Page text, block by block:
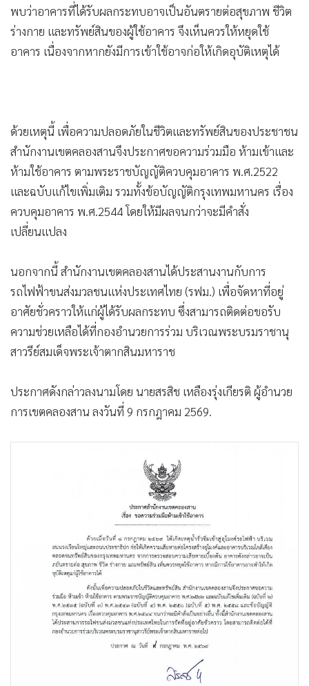
• ญี่ปุ่น
• News1
• Gotomanager
พบว่าอาคารที่ได้รับผลกระทบอาจเป็นอันตรายต่อสุขภาพ ชีวิต
ร่างกาย และทรัพย์สินของผู้ใช้อาคาร จึงเห็นควรให้หยุดใช้
อาคาร เนื่องจากหากยังมีการเข้าใช้อาจก่อให้เกิดอุบัติเหตุได้
ด้วยเหตุนี้ เพื่อความปลอดภัยในชีวิตและทรัพย์สินของประชาชน
สำนักงานเขตคลองสานจึงประกาศขอความร่วมมือ ห้ามเข้าและ
ห้ามใช้อาคาร ตามพระราชบัญญัติควบคุมอาคาร พ.ศ.2522
และฉบับแก้ไขเพิ่มเติม รวมทั้งข้อบัญญัติกรุงเทพมหานคร เรื่อง
ควบคุมอาคาร พ.ศ.2544 โดยให้มีผลจนกว่าจะมีคำสั่ง
เปลี่ยนแปลง
นอกจากนี้ สำนักงานเขตคลองสานได้ประสานงานกับการ
รถไฟฟ้าขนส่งมวลชนแห่งประเทศไทย (รฟม.) เพื่อจัดหาที่อยู่
อาศัยชั่วคราวให้แก่ผู้ได้รับผลกระทบ ซึ่งสามารถติดต่อขอรับ
ความช่วยเหลือได้ที่กองอำนวยการร่วม บริเวณพระบรมราชานุ
สาวรีย์สมเด็จพระเจ้าตากสินมหาราช
ประกาศดังกล่าวลงนามโดย นายสรสิช เหลืองรุ่งเกียรติ ผู้อำนวย
การเขตคลองสาน ลงวันที่ 9 กรกฎาคม 2569.